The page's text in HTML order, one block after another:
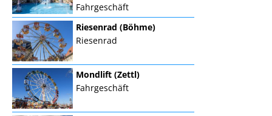
Fahrgeschäft
Riesenrad (Böhme)
Riesenrad
Mondlift (Zettl)
Fahrgeschäft